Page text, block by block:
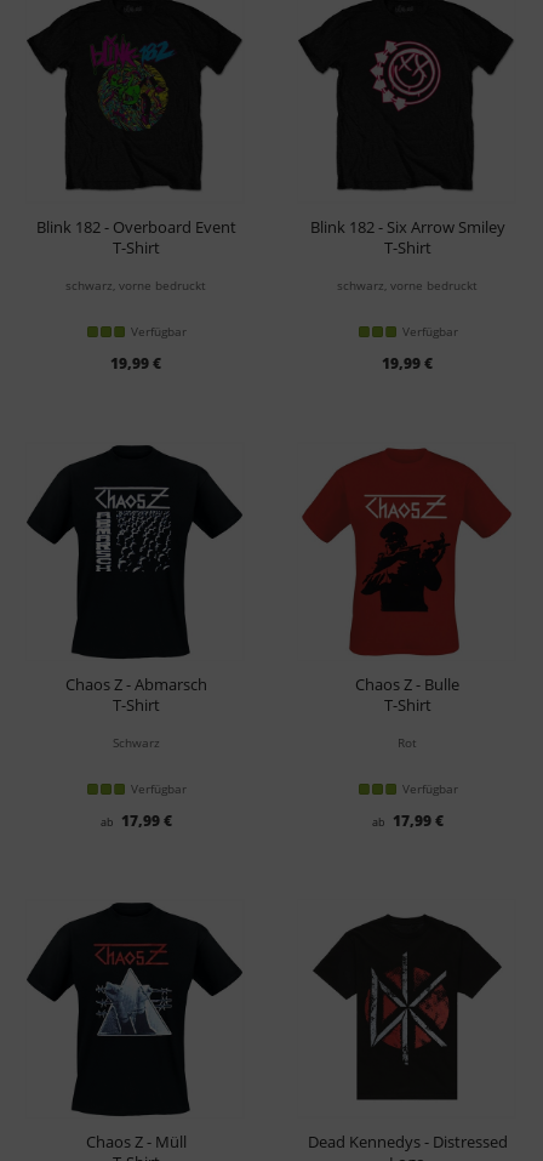
Blink 182 - Overboard Event
T-Shirt
schwarz, vorne bedruckt
Verfügbar
19,99 €
Blink 182 - Six Arrow Smiley
T-Shirt
schwarz, vorne bedruckt
Verfügbar
19,99 €
Chaos Z - Abmarsch
T-Shirt
Schwarz
Verfügbar
ab 17,99 €
Chaos Z - Bulle
T-Shirt
Rot
Verfügbar
ab 17,99 €
Chaos Z - Müll
Dead Kennedys - Distressed